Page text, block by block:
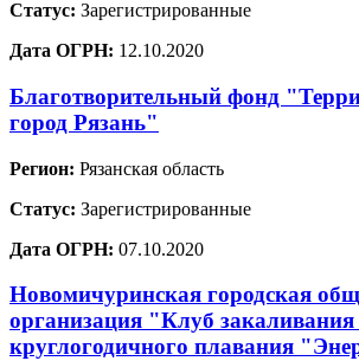
Статус: Зарегистрированные
Дата ОГРН: 12.10.2020
Благотворительный фонд
город Рязань"
Регион: Рязанская область
Статус: Зарегистрированные
Дата ОГРН: 07.10.2020
Новомичуринская городская
организация "Клуб закаливания
круглогодичного плавания